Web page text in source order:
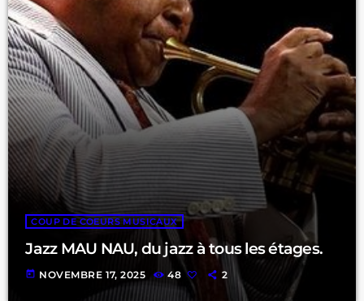
COUP DE COEURS MUSICAUX
Jazz MAU NAU, du jazz à tous les étages.
today NOVEMBRE 17, 2025 48 2